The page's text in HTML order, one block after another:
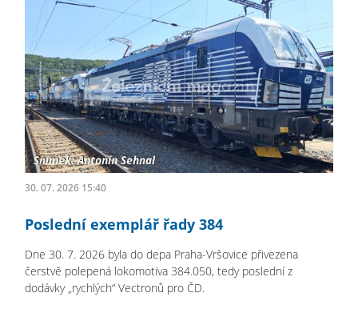
30. 07. 2026 15:40
Poslední exemplář řady 384
Dne 30. 7. 2026 byla do depa Praha-Vršovice přivezena
čerstvě polepená lokomotiva 384.050, tedy poslední z
dodávky „rychlých“ Vectronů pro ČD.